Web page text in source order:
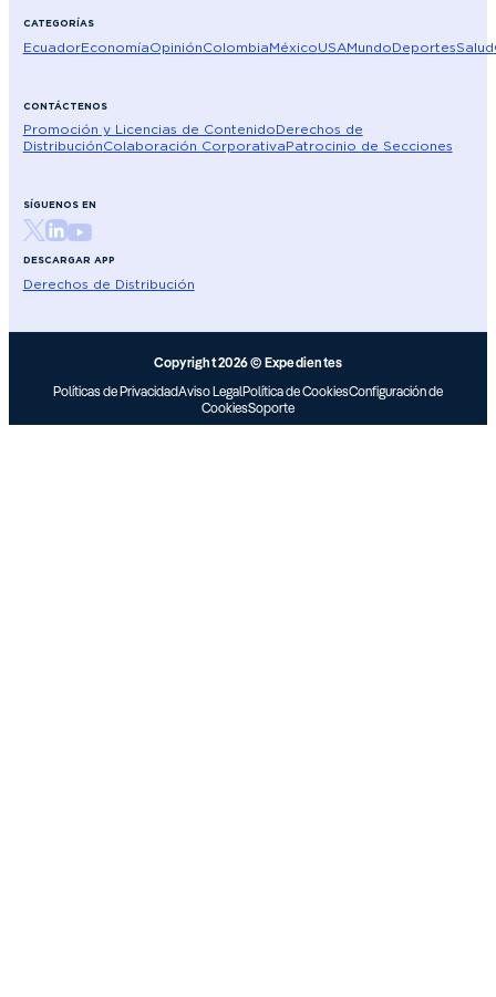
CATEGORÍAS
EcuadorEconomíaOpiniónColombiaMéxicoUSAMundoDeportesSalud
CONTÁCTENOS
Promoción y Licencias de ContenidoDerechos de
DistribuciónColaboración CorporativaPatrocinio de Secciones
SÍGUENOS EN
DESCARGAR APP
Derechos de Distribución
Copyright 2026 © Expedientes
Políticas de PrivacidadAviso LegalPolítica de CookiesConfiguración de
CookiesSoporte